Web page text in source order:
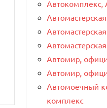
Автокомплекс,
Автомастерская
Автомастерская
Автомир,
Автомир,
Автомоечный
комплекс